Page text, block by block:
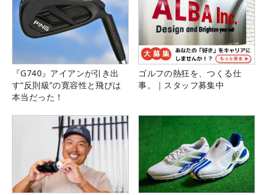
『G740』アイアンが引き出
す“反則級”の寛容性と飛びは
本当だった！
ゴルフの熱狂を、つくる仕
事。｜スタッフ募集中